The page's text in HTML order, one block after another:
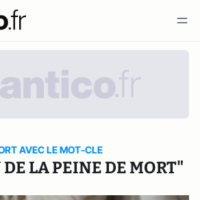
AVEC LE MOT-CLE
LA PEINE DE MORT"